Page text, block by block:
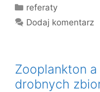
Kategorie
referaty
Dodaj komentarz
Zooplankton
drobnych